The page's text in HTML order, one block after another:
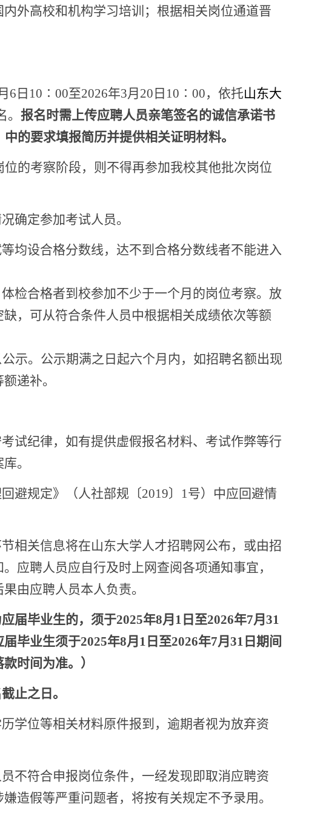
外高校和机构学习培训 ；根据相关岗位通道晋
6 日 10 ∶00至2026年3月 20 日 10 ∶00，依托山东大
。 报名时需上传应聘人员亲笔签名的诚信承诺书
中的要求填报简历并提供相关证明材料。
位的考察阶段，则不得再参加我校其他批次岗位
确定参加考试人员。
均设合格分数线，达不到合格分数线者不能进入
体检合格者到校参加不少于一个月的岗位考察。 放
，可从符合条件人员中根据相关成绩依次等额
示。 公示期满之日起六个月内 ，如招聘名额出现
额递补。
试纪律，如有提供虚假报名材料、考试作弊等行
。
避规定》（人社部规〔2019〕1号）中应回避情
相关信息将在山东大学人才招聘网公布， 或由招
应聘人员应自行及时上网查阅各项通知事宜，
果由应聘人员本人负责。
届毕业生的， 须于2025年8月1日至2026年7月31
届毕业生须于2025年8月1日至2026年7月31日期间
时间为准。）
止之日。
学位等相关材料原件报到，逾期者视为放弃资
不符合申报岗位条件， 一经发现即取消应聘资
造假等严重问题者，将按有关规定不予录用。